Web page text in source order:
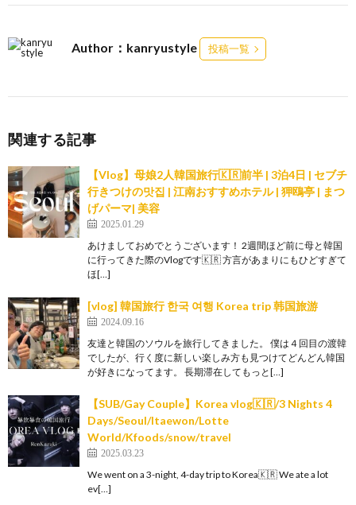
Author：kanryustyle 投稿一覧
関連する記事
【Vlog】母娘2人韓国旅行🇰🇷前半 | 3泊4日 | セブチ
行きつけの맛집 | 江南おすすめホテル | 狎鴎亭 | まつ
げパーマ| 美容
2025.01.29
あけましておめでとうございます！ 2週間ほど前に母と韓国
に行ってきた際のVlogです🇰🇷 方言があまりにもひどすぎて
ほ[…]
[vlog] 韓国旅行 한국 여행 Korea trip 韩国旅游
2024.09.16
友達と韓国のソウルを旅行してきました。 僕は４回目の渡韓
でしたが、行く度に新しい楽しみ方も見つけてどんどん韓国
が好きになってます。 長期滞在してもっと[…]
【SUB/Gay Couple】Korea vlog🇰🇷/3 Nights 4
Days/Seoul/Itaewon/Lotte
World/Kfoods/snow/travel
2025.03.23
We went on a 3-night, 4-day trip to Korea🇰🇷 We ate a lot
ev[…]